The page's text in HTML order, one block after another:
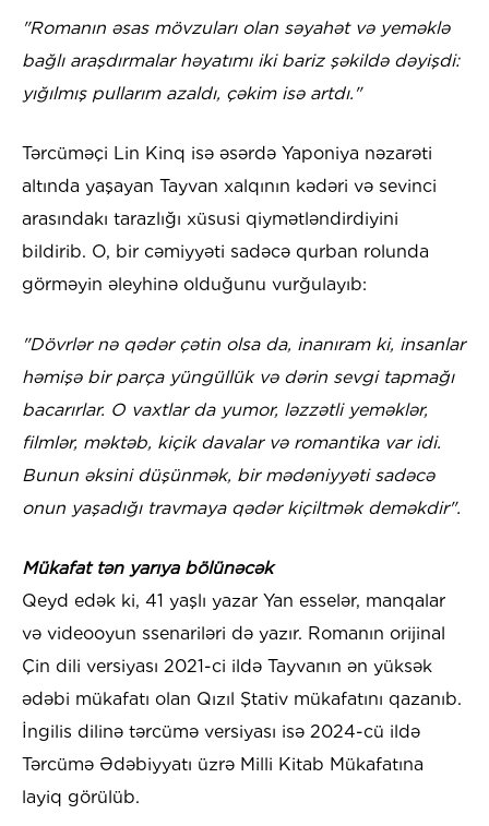
"Romanın əsas mövzuları olan səyahət və yeməklə
bağlı araşdırmalar həyatımı iki bariz şəkildə dəyişdi:
yığılmış pullarım azaldı, çəkim isə artdı."
Tərcüməçi Lin Kinq isə əsərdə Yaponiya nəzarəti
altında yaşayan Tayvan xalqının kədəri və sevinci
arasındakı tarazlığı xüsusi qiymətləndirdiyini
bildirib. O, bir cəmiyyəti sadəcə qurban rolunda
görməyin əleyhinə olduğunu vurğulayıb:
"Dövrlər nə qədər çətin olsa da, inanıram ki, insanlar
həmişə bir parça yüngüllük və dərin sevgi tapmağı
bacarırlar. O vaxtlar da yumor, ləzzətli yeməklər,
filmlər, məktəb, kiçik davalar və romantika var idi.
Bunun əksini düşünmək, bir mədəniyyəti sadəcə
onun yaşadığı travmaya qədər kiçiltmək deməkdir".
Mükafat tən yarıya bölünəcək
Qeyd edək ki, 41 yaşlı yazar Yan esselər, manqalar
və videooyun ssenariləri də yazır. Romanın orijinal
Çin dili versiyası 2021-ci ildə Tayvanın ən yüksək
ədəbi mükafatı olan Qızıl Ştativ mükafatını qazanıb.
İngilis dilinə tərcümə versiyası isə 2024-cü ildə
Tərcümə Ədəbiyyatı üzrə Milli Kitab Mükafatına
layiq görülüb.